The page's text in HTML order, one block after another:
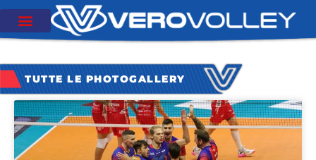
TUTTE LE PHOTOGALLERY